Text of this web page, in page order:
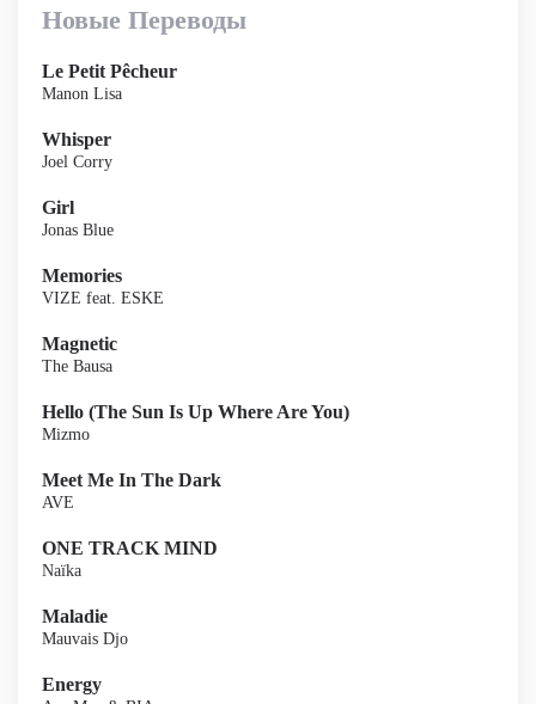
Новые Переводы
Le Petit Pêcheur
Manon Lisa
Whisper
Joel Corry
Girl
Jonas Blue
Memories
VIZE feat. ESKE
Magnetic
The Bausa
Hello (The Sun Is Up Where Are You)
Mizmo
Meet Me In The Dark
AVE
ONE TRACK MIND
Naïka
Maladie
Mauvais Djo
Energy